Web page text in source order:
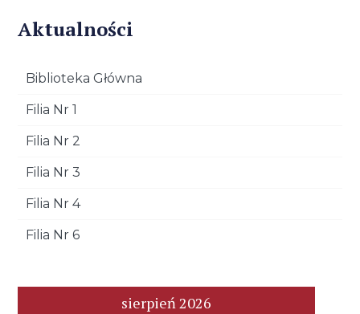
Aktualności
Biblioteka Główna
Filia Nr 1
Filia Nr 2
Filia Nr 3
Filia Nr 4
Filia Nr 6
sierpień 2026